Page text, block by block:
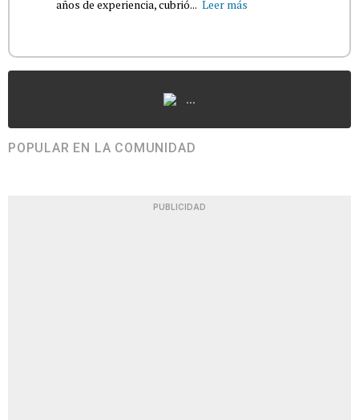
años de experiencia, cubrió... Leer más
...
POPULAR EN LA COMUNIDAD
PUBLICIDAD